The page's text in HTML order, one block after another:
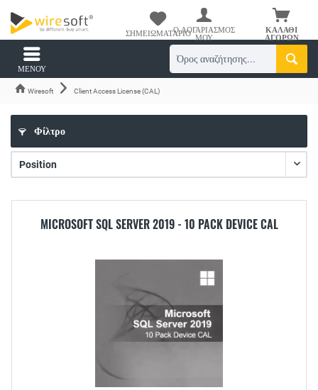
ΚΑΛΆΘΙ
ΑΓΟΡΏΝ
ΣΗΜΕΙΩΜΑΤΆΡΙΟΟ ΛΟΓΑΡΙΑΣΜΌΣ
ΜΟΥ
ΜΕΝΟΎ
Wiresoft Client Access License (CAL)
Φίλτρο
MICROSOFT SQL SERVER 2019 - 10 PACK DEVICE CAL